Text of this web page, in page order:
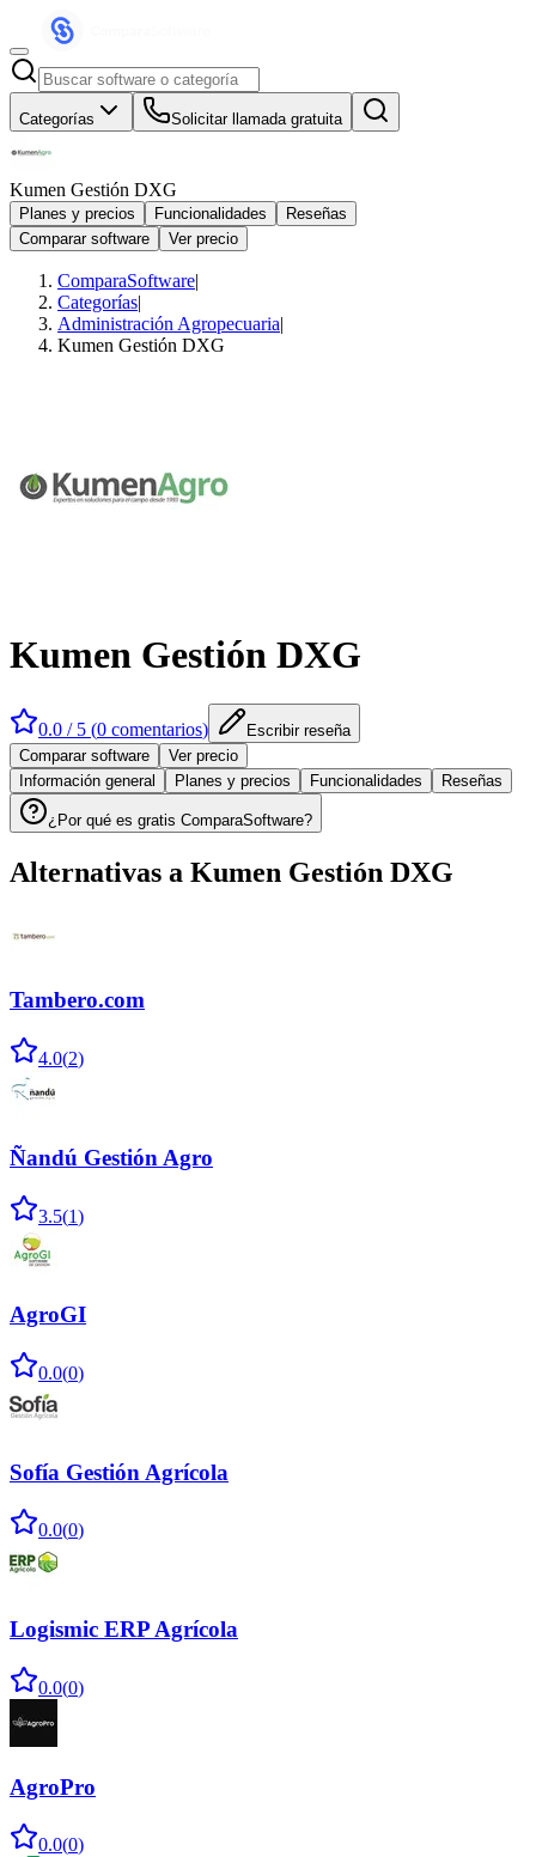
Categorías Solicitar llamada gratuita
Kumen Gestión DXG
Planes y precios Funcionalidades
Reseñas
Comparar software
Ver precio
ComparaSoftware|
Categorías|
Administración Agropecuaria|
Kumen Gestión DXG
Kumen Gestión DXG
0.0 / 5 (0 comentarios)
Escribir reseña
Comparar software
Ver precio
Información general
Planes y precios Funcionalidades Reseñas
¿Por qué es gratis ComparaSoftware?
Alternativas a Kumen Gestión DXG
Tambero.com
4.0(2)
Ñandú Gestión Agro
3.5(1)
AgroGI
0.0(0)
Sofía Gestión Agrícola
0.0(0)
Logismic ERP Agrícola
0.0(0)
AgroPro
0.0(0)